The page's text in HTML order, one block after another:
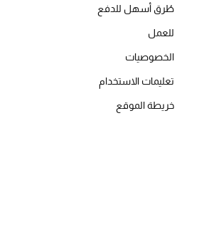
طُرق أسهل للدفع
للعمل
الخصوصيات
تعليمات الاستخدام
خريطة الموقع